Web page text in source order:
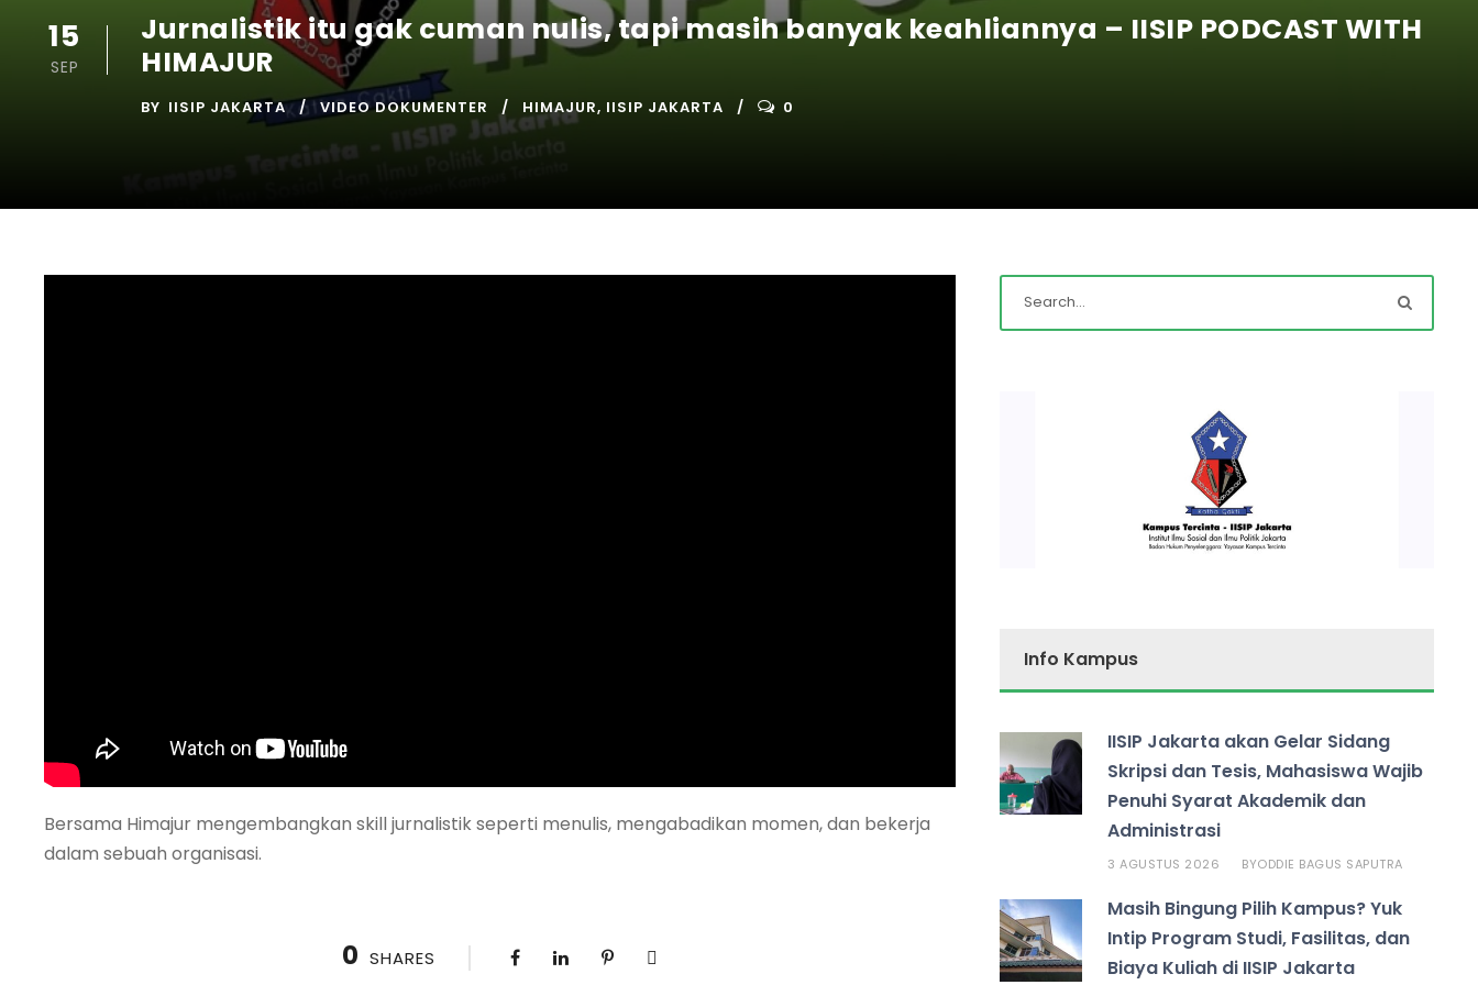
15
SEP
Jurnalistik itu gak cuman nulis, tapi masih banyak keahliannya – IISIP PODCAST WITH
HIMAJUR
BY IISIP JAKARTA VIDEO DOKUMENTER HIMAJUR, IISIP JAKARTA 0
Bersama Himajur mengembangkan skill jurnalistik seperti menulis, mengabadikan momen, dan bekerja
dalam sebuah organisasi.
0 SHARES
Info Kampus
IISIP Jakarta akan Gelar Sidang
Skripsi dan Tesis, Mahasiswa Wajib
Penuhi Syarat Akademik dan
Administrasi
3 AGUSTUS 2026 BYODDIE BAGUS SAPUTRA
Masih Bingung Pilih Kampus? Yuk
Intip Program Studi, Fasilitas, dan
Biaya Kuliah di IISIP Jakarta